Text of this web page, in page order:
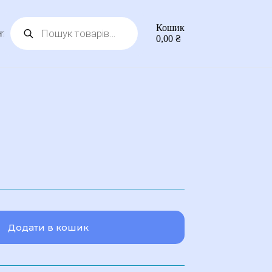
Пошук
товарів
Кошик
0,00 ₴
Додати в кошик